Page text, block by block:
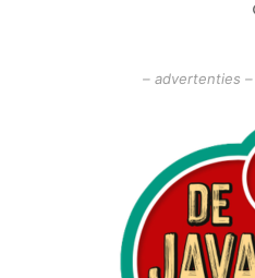
– advertenties –